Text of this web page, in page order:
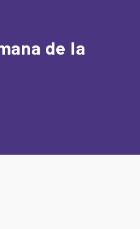
de la